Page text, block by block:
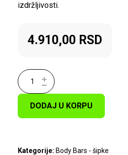
izdržljivosti.
4.910,00 RSD
DODAJ U KORPU
Kategorije: Body Bars - šipke